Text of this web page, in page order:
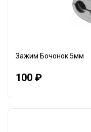
Зажим Бочонок 5мм
100 ₽